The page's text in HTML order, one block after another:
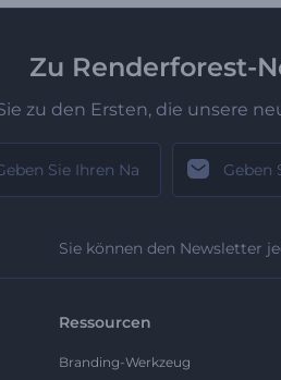
Zu Renderforest-
zu den Ersten, die unsere
Sie können den Newsletter
Ressourcen
Branding-Werkzeug